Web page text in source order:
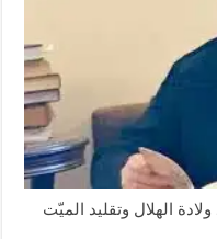
الهلال وتقليد الميّت